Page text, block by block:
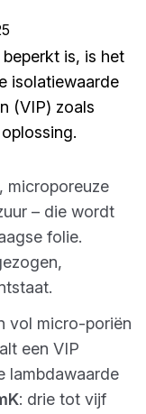
is, is het
isolatiewaarde
(VIP) zoals
microporeuze
– die wordt
folie.
vol micro-poriën
een VIP
lambdawaarde
: drie tot vijf